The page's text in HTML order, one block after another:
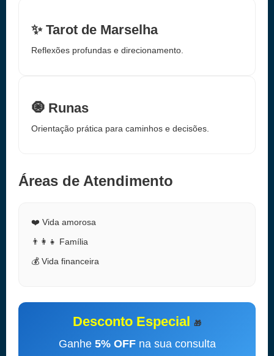
✨ Tarot de Marselha
Reflexões profundas e direcionamento.
🧿 Runas
Orientação prática para caminhos e decisões.
Áreas de Atendimento
❤️ Vida amorosa
👨‍👩‍👧 Família
💰 Vida financeira
Desconto Especial 🎁
Ganhe 5% OFFna sua consulta